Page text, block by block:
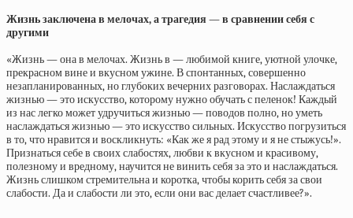
Жизнь заключена в мелочах, а трагедия — в сравнении себя с
другими
«Жизнь — она в мелочах. Жизнь в — любимой книге, уютной улочке,
прекрасном вине и вкусном ужине. В спонтанных, совершенно
незапланированных, но глубоких вечерних разговорах. Наслаждаться
жизнью — это искусство, которому нужно обучать с пеленок! Каждый
из нас легко может удручиться жизнью — поводов полно, но уметь
наслаждаться жизнью — это искусство сильных. Искусство погрузиться
в то, что нравится и воскликнуть: «Как же я рад этому и я не стыжусь!».
Признаться себе в своих слабостях, любви к вкусном и красивому,
полезному и вредному, научится не винить себя за это и наслаждаться.
Жизнь слишком стремительна и коротка, чтобы корить себя за свои
слабости. Да и слабости ли это, если они вас делает счастливее?».